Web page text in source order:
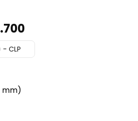
Rango
de
precios:
desde
CLP
mm)